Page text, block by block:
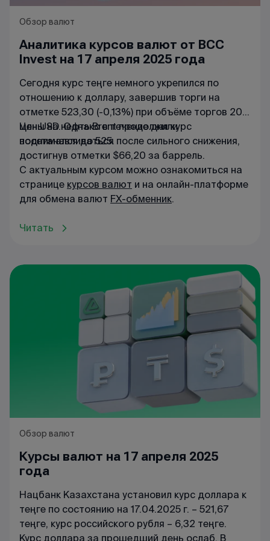
Обзор валют
Аналитика курсов валют от BCC
Invest на 17 апреля 2025 года
Сегодня курс теңге немного укрепился по
отношению к доллару, завершив торги на
отметке 523,30 (-0,13%) при объёме торгов 203
млн USD. Однако в течение дня курс
поднимался до 525.
Цены на нефть Brent продолжили
восстанавливаться после сильного снижения,
достигнув отметки $66,20 за баррель.
С актуальным курсом можно ознакомиться на
странице курсов валют и на онлайн-платформе
для обмена валют FX-обменник.
Читать
Обзор валют
Курсы валют на 17 апреля 2025
года
Нацбанк Казахстана установил курс доллара к
теңге по состоянию на 17.04.2025 г. – 521,67
теңге, курс российского рубля – 6,32 теңге.
Курс доллара за прошедший день ослаб. В